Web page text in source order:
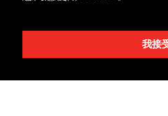
我接